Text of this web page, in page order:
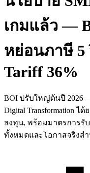
เกมแล้ว —
หย่อนภาษี 5
Tariff 36%
BOI ปรับใหญ่ต้นปี 2026
Digital Transformation ไ
ลงทุน, พร้อมมาตรการรั
ทั้งหมดและโอกาสจริงส